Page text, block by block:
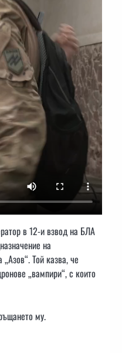
в 12-и взвод на БЛА
на
Той казва, че
„вампири“, с които
му.